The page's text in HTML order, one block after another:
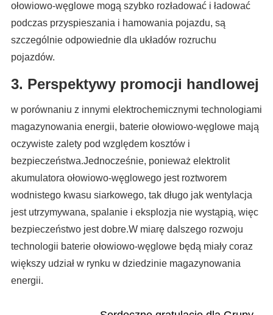
ołowiowo-węglowe mogą szybko rozładować i ładować
podczas przyspieszania i hamowania pojazdu, są
szczególnie odpowiednie dla układów rozruchu
pojazdów.
3. Perspektywy promocji handlowej
w porównaniu z innymi elektrochemicznymi technologiami
magazynowania energii, baterie ołowiowo-węglowe mają
oczywiste zalety pod względem kosztów i
bezpieczeństwa.Jednocześnie, ponieważ elektrolit
akumulatora ołowiowo-węglowego jest roztworem
wodnistego kwasu siarkowego, tak długo jak wentylacja
jest utrzymywana, spalanie i eksplozja nie wystąpią, więc
bezpieczeństwo jest dobre.W miarę dalszego rozwoju
technologii baterie ołowiowo-węglowe będą miały coraz
większy udział w rynku w dziedzinie magazynowania
energii.